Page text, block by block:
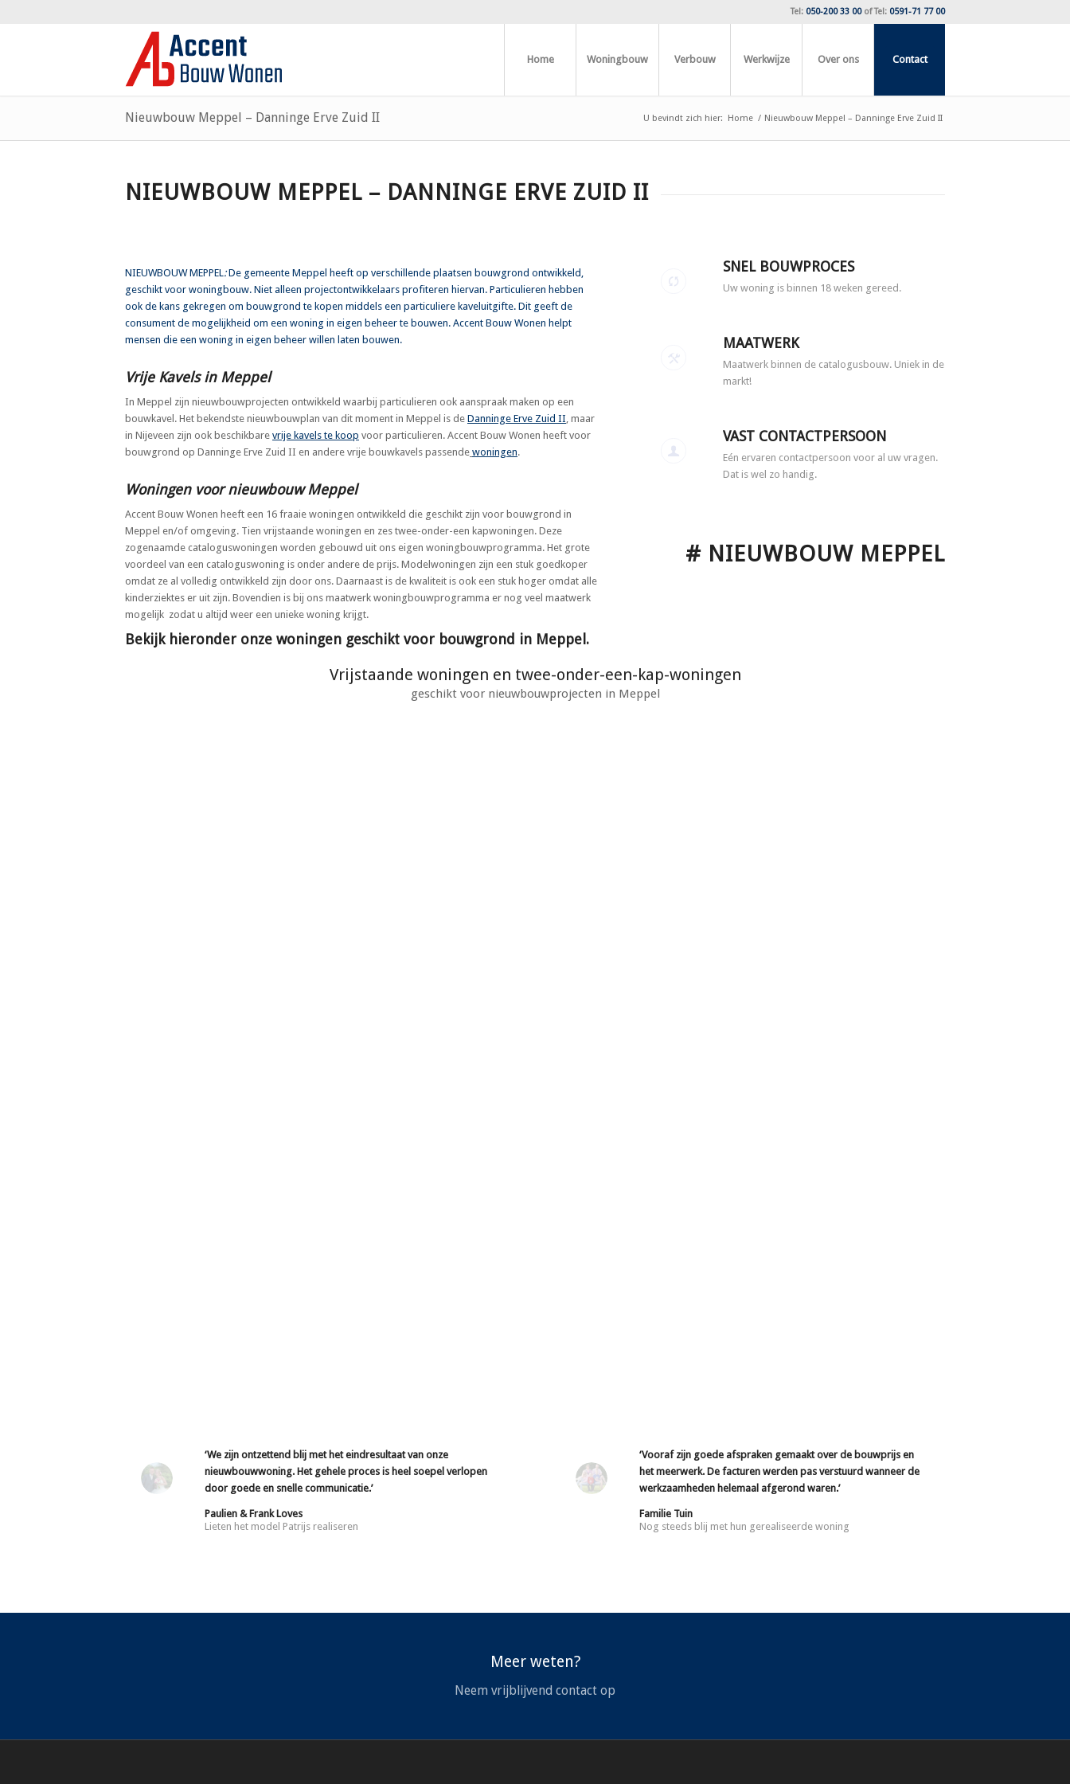
Tel: 050-200 33 00ofTel: 0591-71 77 00
Home Woningbouw Verbouw Werkwijze Over ons Contact
Nieuwbouw Meppel – Danninge Erve Zuid II U bevindt zich hier: Home / Nieuwbouw Meppel – Danninge Erve Zuid II
NIEUWBOUW MEPPEL – DANNINGE ERVE ZUID II
NIEUWBOUW MEPPEL :De gemeente Meppel heeft op verschillende plaatsen bouwgrond ontwikkeld,
geschikt voor woningbouw. Niet alleen projectontwikkelaars profiteren hiervan. Particulieren hebben
ook de kans gekregen om bouwgrond te kopen middels een particuliere kaveluitgifte. Dit geeft de
consument de mogelijkheid om een woning in eigen beheer te bouwen. Accent Bouw Wonen helpt
mensen die een woning in eigen beheer willen laten bouwen.
Vrije Kavels in Meppel
In Meppel zijn nieuwbouwprojecten ontwikkeld waarbij particulieren ook aanspraak maken op een
bouwkavel. Het bekendste nieuwbouwplan van dit moment in Meppel is de Danninge Erve Zuid II , maar
in Nijeveen zijn ook beschikbare vrije kavels te koop voor particulieren. Accent Bouw Wonen heeft voor
bouwgrond op Danninge Erve Zuid II en andere vrije bouwkavels passende woningen.
Woningen voor nieuwbouw Meppel
Accent Bouw Wonen heeft een 16 fraaie woningen ontwikkeld die geschikt zijn voor bouwgrond in
Meppel en/of omgeving. Tien vrijstaande woningen en zes twee-onder-een kapwoningen. Deze
zogenaamde cataloguswoningen worden gebouwd uit ons eigen woningbouwprogramma. Het grote
voordeel van een cataloguswoning is onder andere de prijs. Modelwoningen zijn een stuk goedkoper
omdat ze al volledig ontwikkeld zijn door ons. Daarnaast is de kwaliteit is ook een stuk hoger omdat alle
kinderziektes er uit zijn. Bovendien is bij ons maatwerk woningbouwprogramma er nog veel maatwerk
mogelijk zodat u altijd weer een unieke woning krijgt.
Bekijk hieronder onze woningen geschikt voor bouwgrond in Meppel.
SNEL BOUWPROCES
Uw woning is binnen 18 weken gereed.
MAATWERK
Maatwerk binnen de catalogusbouw. Uniek in de
markt!
VAST CONTACTPERSOON
Eén ervaren contactpersoon voor al uw vragen.
Dat is wel zo handig.
# NIEUWBOUW MEPPEL
Vrijstaande woningen en twee-onder-een-kap-woningen
geschikt voor nieuwbouwprojecten in Meppel
‘We zijn ontzettend blij met het eindresultaat van onze
nieuwbouwwoning. Het gehele proces is heel soepel verlopen
door goede en snelle communicatie.’
Paulien & Frank Loves
Lieten het model Patrijs realiseren
‘Vooraf zijn goede afspraken gemaakt over de bouwprijs en
het meerwerk. De facturen werden pas verstuurd wanneer de
werkzaamheden helemaal afgerond waren.’
Familie Tuin
Nog steeds blij met hun gerealiseerde woning
Meer weten?
Neem vrijblijvend contact op